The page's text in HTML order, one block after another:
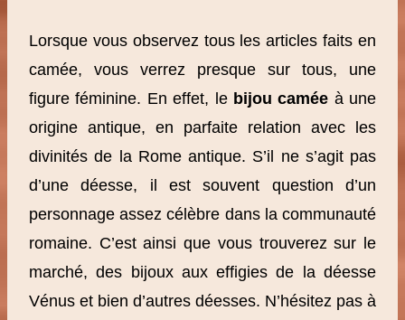
Lorsque vous observez tous les articles faits en
camée, vous verrez presque sur tous, une
figure féminine. En effet, le bijou camée à une
origine antique, en parfaite relation avec les
divinités de la Rome antique. S’il ne s’agit pas
d’une déesse, il est souvent question d’un
personnage assez célèbre dans la communauté
romaine. C’est ainsi que vous trouverez sur le
marché, des bijoux aux effigies de la déesse
Vénus et bien d’autres déesses. N’hésitez pas à